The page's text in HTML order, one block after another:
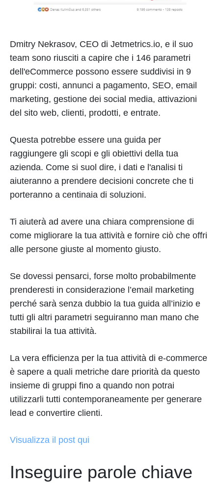
Dmitry Nekrasov, CEO di Jetmetrics.io, e il suo
team sono riusciti a capire che i 146 parametri
dell'eCommerce possono essere suddivisi in 9
gruppi: costi, annunci a pagamento, SEO, email
marketing, gestione dei social media, attivazioni
del sito web, clienti, prodotti, e entrate.
Questa potrebbe essere una guida per
raggiungere gli scopi e gli obiettivi della tua
azienda. Come si suol dire, i dati e l'analisi ti
aiuteranno a prendere decisioni concrete che ti
porteranno a centinaia di soluzioni.
Ti aiuterà ad avere una chiara comprensione di
come migliorare la tua attività e fornire ciò che offri
alle persone giuste al momento giusto.
Se dovessi pensarci, forse molto probabilmente
prenderesti in considerazione l’email marketing
perché sarà senza dubbio la tua guida all’inizio e
tutti gli altri parametri seguiranno man mano che
stabilirai la tua attività.
La vera efficienza per la tua attività di e-commerce
è sapere a quali metriche dare priorità da questo
insieme di gruppi fino a quando non potrai
utilizzarli tutti contemporaneamente per generare
lead e convertire clienti.
Visualizza il post qui
Inseguire parole chiave